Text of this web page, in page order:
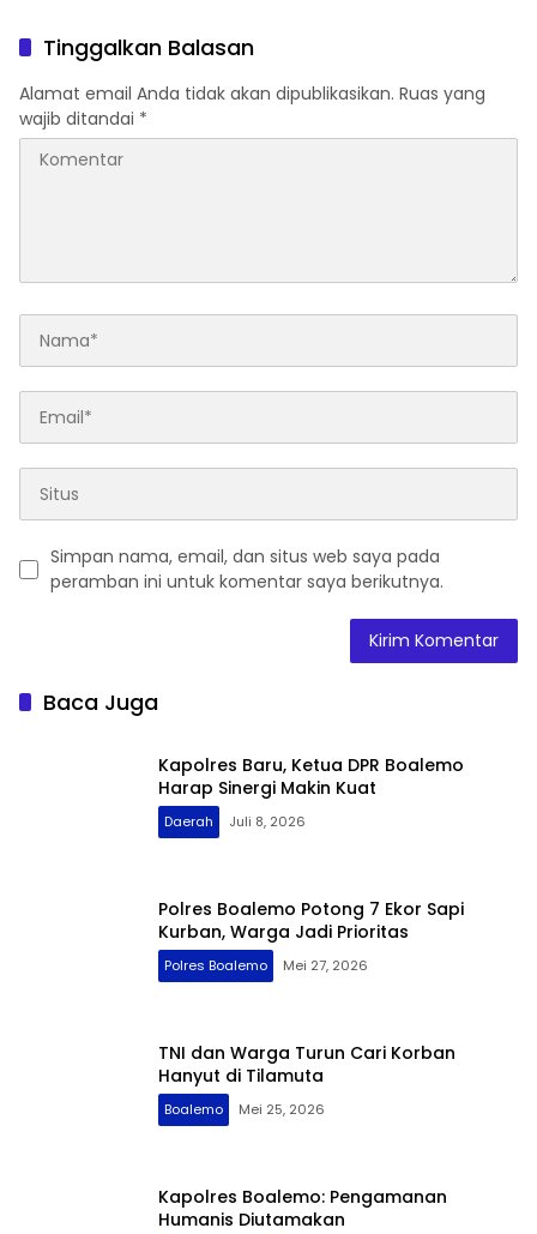
Tinggalkan Balasan
Alamat email Anda tidak akan dipublikasikan. Ruas yang
wajib ditandai *
Simpan nama, email, dan situs web saya pada
peramban ini untuk komentar saya berikutnya.
Baca Juga
Kapolres Baru, Ketua DPR Boalemo
Harap Sinergi Makin Kuat
Daerah Juli 8, 2026
Polres Boalemo Potong 7 Ekor Sapi
Kurban, Warga Jadi Prioritas
Polres Boalemo Mei 27, 2026
TNI dan Warga Turun Cari Korban
Hanyut di Tilamuta
Boalemo Mei 25, 2026
Kapolres Boalemo: Pengamanan
Humanis Diutamakan